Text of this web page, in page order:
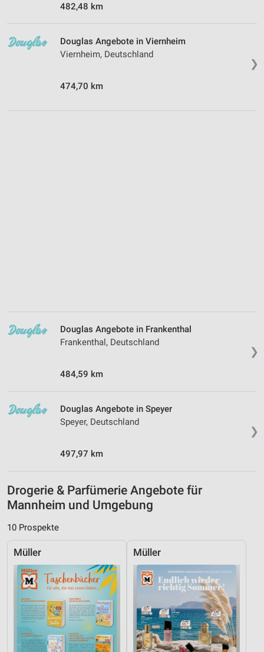
482,48 km
❯
Douglas Angebote in Viernheim
Viernheim, Deutschland
474,70 km
❯
Douglas Angebote in Frankenthal
Frankenthal, Deutschland
484,59 km
❯
Douglas Angebote in Speyer
Speyer, Deutschland
497,97 km
Drogerie & Parfümerie Angebote für
Mannheim und Umgebung
10 Prospekte
Müller Müller